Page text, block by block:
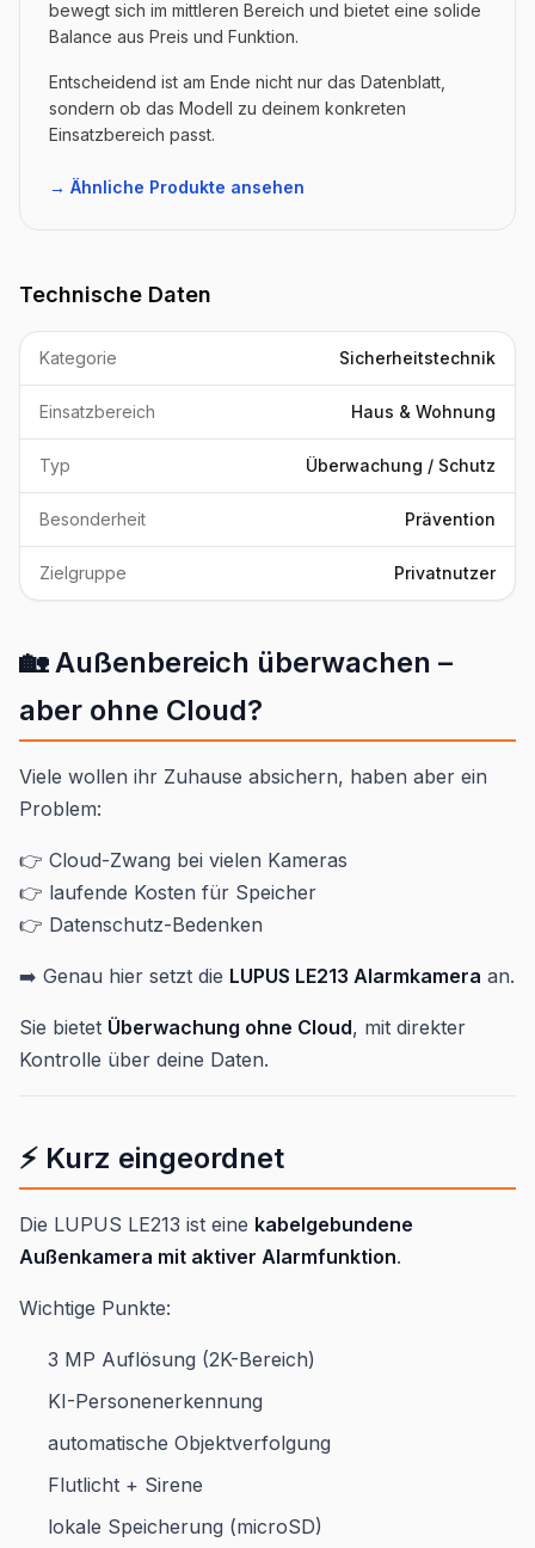
bewegt sich im mittleren Bereich und bietet eine solide
Balance aus Preis und Funktion.
Entscheidend ist am Ende nicht nur das Datenblatt,
sondern ob das Modell zu deinem konkreten
Einsatzbereich passt.
→ Ähnliche Produkte ansehen
Technische Daten
Kategorie Sicherheitstechnik
Einsatzbereich Haus & Wohnung
Typ Überwachung / Schutz
Besonderheit Prävention
Zielgruppe Privatnutzer
🏡 Außenbereich überwachen –
aber ohne Cloud?
Viele wollen ihr Zuhause absichern, haben aber ein
Problem:
👉 Cloud-Zwang bei vielen Kameras
👉 laufende Kosten für Speicher
👉 Datenschutz-Bedenken
➡️ Genau hier setzt die LUPUS LE213 Alarmkamera an.
Sie bietet Überwachung ohne Cloud, mit direkter
Kontrolle über deine Daten.
⚡ Kurz eingeordnet
Die LUPUS LE213 ist eine kabelgebundene
Außenkamera mit aktiver Alarmfunktion.
Wichtige Punkte:
3 MP Auflösung (2K-Bereich)
KI-Personenerkennung
automatische Objektverfolgung
Flutlicht + Sirene
lokale Speicherung (microSD)